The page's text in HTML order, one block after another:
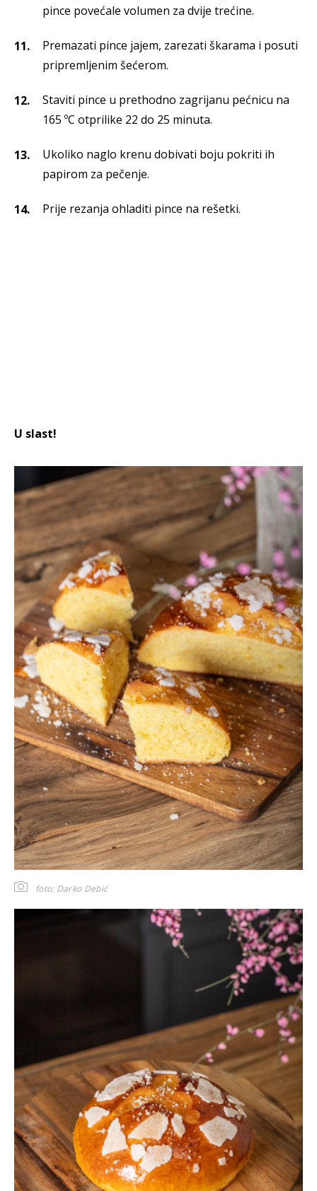
pince povećale volumen za dvije trećine.
Premazati pince jajem, zarezati škarama i posuti
pripremljenim šećerom.
Staviti pince u prethodno zagrijanu pećnicu na
165 ºC otprilike 22 do 25 minuta.
Ukoliko naglo krenu dobivati boju pokriti ih
papirom za pečenje.
Prije rezanja ohladiti pince na rešetki.
U slast!
foto: Darko Debić